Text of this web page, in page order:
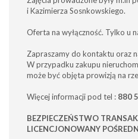
i Kazimierza Sosnkowskiego.
Oferta na wyłączność. Tylko u
Zapraszamy do kontaktu oraz
W przypadku zakupu
może być objęta prowizją na
Więcej informacji pod tel : 880
BEZPIECZEŃSTWO
LICENCJONOWANY